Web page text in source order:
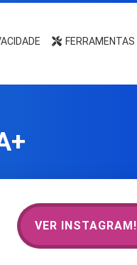
FERRAMENTAS
VER INSTAGRAM!